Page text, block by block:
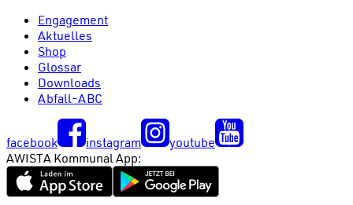
Engagement
Aktuelles
Shop
Glossar
Downloads
Abfall-ABC
facebook instagram
youtube
AWISTA Kommunal App: